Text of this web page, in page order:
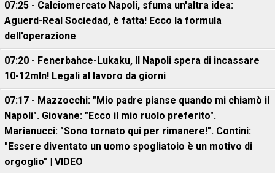
07:25 - Calciomercato Napoli, sfuma un'altra idea:
Aguerd-Real Sociedad, è fatta! Ecco la formula
dell'operazione
07:20 - Fenerbahce-Lukaku, ll Napoli spera di incassare
10-12mln! Legali al lavoro da giorni
07:17 - Mazzocchi: "Mio padre pianse quando mi chiamò il
Napoli". Giovane: "Ecco il mio ruolo preferito".
Marianucci: "Sono tornato qui per rimanere!". Contini:
"Essere diventato un uomo spogliatoio è un motivo di
orgoglio" | VIDEO